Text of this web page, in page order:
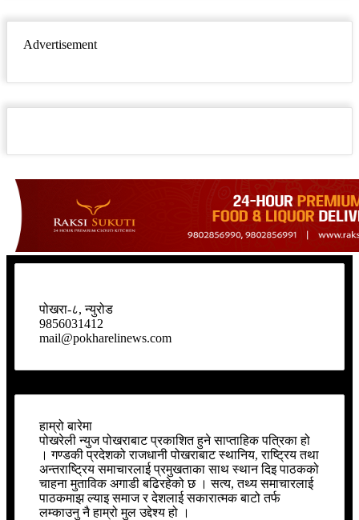
Advertisement
पोखरा-८, न्युरोड
9856031412
mail@pokharelinews.com
हाम्रो बारेमा
पोखरेली न्युज पोखराबाट प्रकाशित हुने साप्ताहिक पत्रिका हो
। गण्डकी प्रदेशको राजधानी पोखराबाट स्थानिय, राष्ट्रिय तथा
अन्तराष्ट्रिय समाचारलाई प्रमुखताका साथ स्थान दिइ पाठकको
चाहना मुताविक अगाडी बढिरहेको छ । सत्य, तथ्य समाचारलाई
पाठकमाझ ल्याइ समाज र देशलाई सकारात्मक बाटो तर्फ
लम्काउनु नै हाम्रो मुल उद्देश्य हो ।